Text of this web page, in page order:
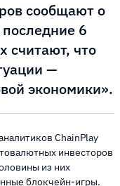
сообщают о
6
считают, что
—
экономики».
ChainPlay
инвесторов
из них
блокчейн-игры.